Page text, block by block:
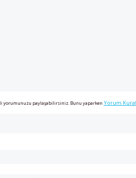
yorumunuzu paylaşabilirsiniz. Bunu yaparkenYorum